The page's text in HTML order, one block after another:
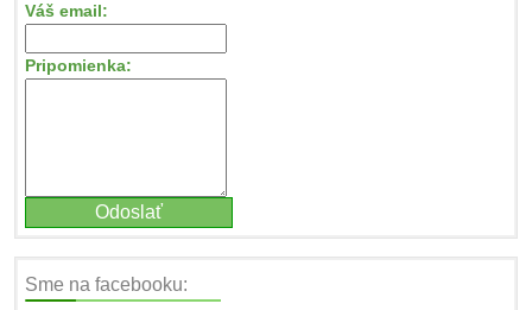
Váš email:
Pripomienka:
Sme na facebooku: